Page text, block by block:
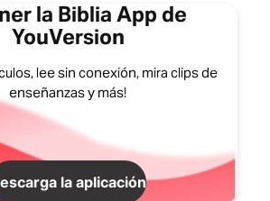
la Biblia App de
YouVersion
lee sin conexión, mira clips de
enseñanzas y más!
la aplicación